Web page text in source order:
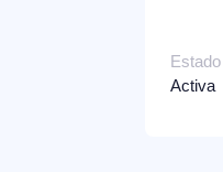
Estado
Activa